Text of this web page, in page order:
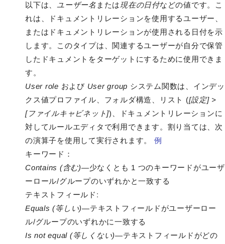
以下は、 ユーザー名 または現在の日付などの値です。こ
れは、ドキュメントリレーションを使用するユーザー、
またはドキュメントリレーションが使用される日付を示
します。このタイプは、関連するユーザーが自分で保管
したドキュメントをターゲットにするために使用できま
す。
User role および User group システム関数は、インデッ
クス値プロファイル、フォルダ構造、リスト ([設定] >
[ファイルキャビネット])、ドキュメントリレーションに
対してルールエディタで利用できます。割り当ては、次
の演算子を使用して実行されます。 例
キーワード：
Contains (含む)—少なくとも 1 つのキーワードがユーザ
ーロール/グループのいずれかと一致する
テキストフィールド:
Equals (等しい)—テキストフィールドがユーザーロー
ル/グループのいずれかに一致する
Is not equal (等しくない)—テキストフィールドがどの